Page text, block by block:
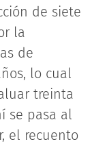
de siete
la
de
lo cual
treinta
se pasa al
el recuento